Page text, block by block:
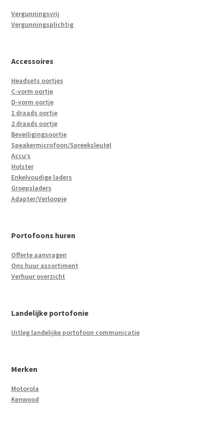
Vergunningsvrij
Vergunningsplichtig
Accessoires
Headsets oortjes
C-vorm oortje
D-vorm oortje
1 draads oortje
2 draads oortje
Beveiligingsoortje
Speakermicrofoon/Spreeksleutel
Accu’s
Holster
Enkelvoudige laders
Groepsladers
Adapter/Verloopje
Portofoons huren
Offerte aanvragen
Ons huur assortiment
Verhuur overzicht
Landelijke portofonie
Uitleg landelijke portofoon communicatie
Merken
Motorola
Kenwood